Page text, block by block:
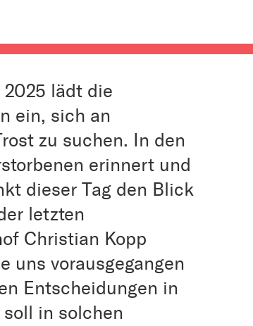
2025 lädt die
ein, sich an
zu suchen. In den
erinnert und
dieser Tag den Blick
letzten
Christian Kopp
uns vorausgegangen
Entscheidungen in
in solchen